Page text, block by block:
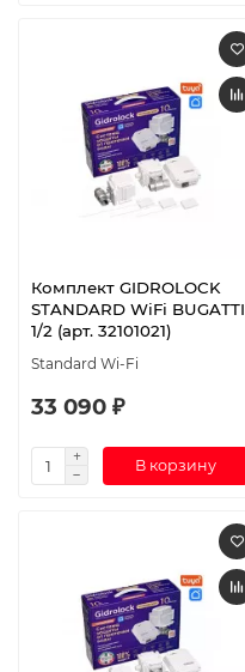
Комплект GIDROLOCK
STANDARD WiFi BUGATTI
1/2 (арт. 32101021)
Standard Wi-Fi
33 090 ₽
В корзину